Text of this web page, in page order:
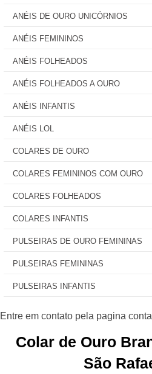
ANÉIS DE OURO UNICÓRNIOS
ANÉIS FEMININOS
ANÉIS FOLHEADOS
ANÉIS FOLHEADOS A OURO
ANÉIS INFANTIS
ANÉIS LOL
COLARES DE OURO
COLARES FEMININOS COM OURO
COLARES FOLHEADOS
COLARES INFANTIS
PULSEIRAS DE OURO FEMININAS
PULSEIRAS FEMININAS
PULSEIRAS INFANTIS
Colar de Ouro
São